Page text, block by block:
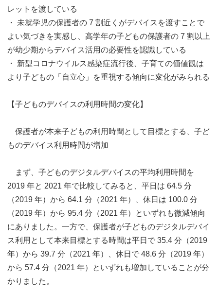
レットを渡している
・ 未就学児の保護者の 7 割近くがデバイスを渡すことで
よい気づきを実感し、高学年の子どもの保護者の 7 割以上
が幼少期からデバイス活用の必要性を認識している
・ 新型コロナウイルス感染症流行後、子育ての価値観は
より子どもの「自立心」を重視する傾向に変化がみられる
【子どものデバイスの利用時間の変化】
保護者が本来子どもの利用時間として目標とする、子ど
ものデバイス利用時間が増加
まず、子どものデジタルデバイスの平均利用時間を
2019 年と 2021 年で比較してみると、平日は 64.5 分
（2019 年）から 64.1 分（2021 年）、休日は 100.0 分
（2019 年）から 95.4 分（2021 年）といずれも微減傾向
にありました。一方で、保護者が子どものデジタルデバイ
ス利用として本来目標とする時間は平日で 35.4 分（2019
年）から 39.7 分（2021 年）、休日で 48.6 分（2019 年）
から 57.4 分（2021 年）といずれも増加していることが分
かりました。